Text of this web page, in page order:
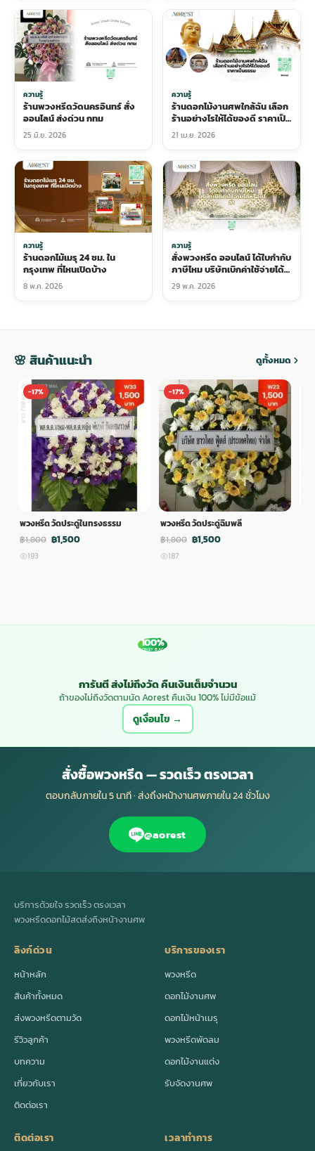
ความรู้
ร้านพวงหรีดวัดนครอินทร์ สั่ง
ออนไลน์ ส่งด่วน กทม
25 มิ.ย. 2026
ความรู้
ร้านดอกไม้งานศพใกล้ฉัน เลือก
ร้านอย่างไรให้ได้ของดี ราคาเป็น
ธรรม
21 เม.ย. 2026
ความรู้
ร้านดอกไม้เมรุ 24 ชม. ใน
กรุงเทพ ที่ไหนเปิดบ้าง
8 พ.ค. 2026
ความรู้
สั่งพวงหรีด ออนไลน์ ได้ใบกำกับ
ภาษีไหม บริษัทเบิกค่าใช้จ่ายได้
หรือเปล่า
29 พ.ค. 2026
🌸 สินค้าแนะนำ ดูทั้งหมด
-17%
พวงหรีด วัดประดู่ในทรงธรรม
฿1,800 ฿1,500
193
-17%
พวงหรีด วัดประดู่ฉิมพลี
฿1,800 ฿1,500
187
100%
MONEY BACK
การันตี ส่งไม่ถึงวัด คืนเงินเต็มจำนวน
ถ้าของไม่ถึงวัดตามนัด Aorest คืนเงิน 100% ไม่มีข้อแม้
ดูเงื่อนไข →
สั่งซื้อพวงหรีด — รวดเร็ว ตรงเวลา
ตอบกลับภายใน 5 นาที · ส่งถึงหน้างานศพภายใน 24 ชั่วโมง
@aorest
บริการด้วยใจ รวดเร็ว ตรงเวลา
พวงหรีดดอกไม้สดส่งถึงหน้างานศพ
ลิงก์ด่วน
หน้าหลัก
สินค้าทั้งหมด
ส่งพวงหรีดตามวัด
รีวิวลูกค้า
บทความ
เกี่ยวกับเรา
ติดต่อเรา
บริการของเรา
พวงหรีด
ดอกไม้งานศพ
ดอกไม้หน้าเมรุ
พวงหรีดพัดลม
ดอกไม้งานแต่ง
รับจัดงานศพ
ติดต่อเรา เวลาทำการ